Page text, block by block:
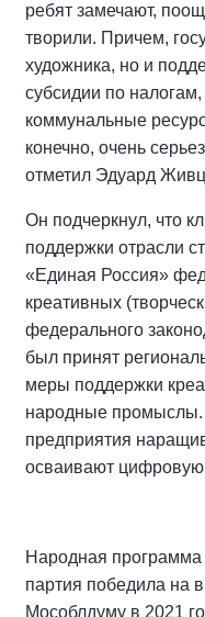
ребят замечают,
творили. Причем,
художника, но и
субсидии по
коммунальные
конечно, очень
отметил Эдуард
Он подчеркнул, что
поддержки отрасли
«Единая Россия»
креативных
федерального
был принят
меры поддержки
народные
предприятия
осваивают цифровую
Народная программа
партия победила на
Мособлдуму в 2021